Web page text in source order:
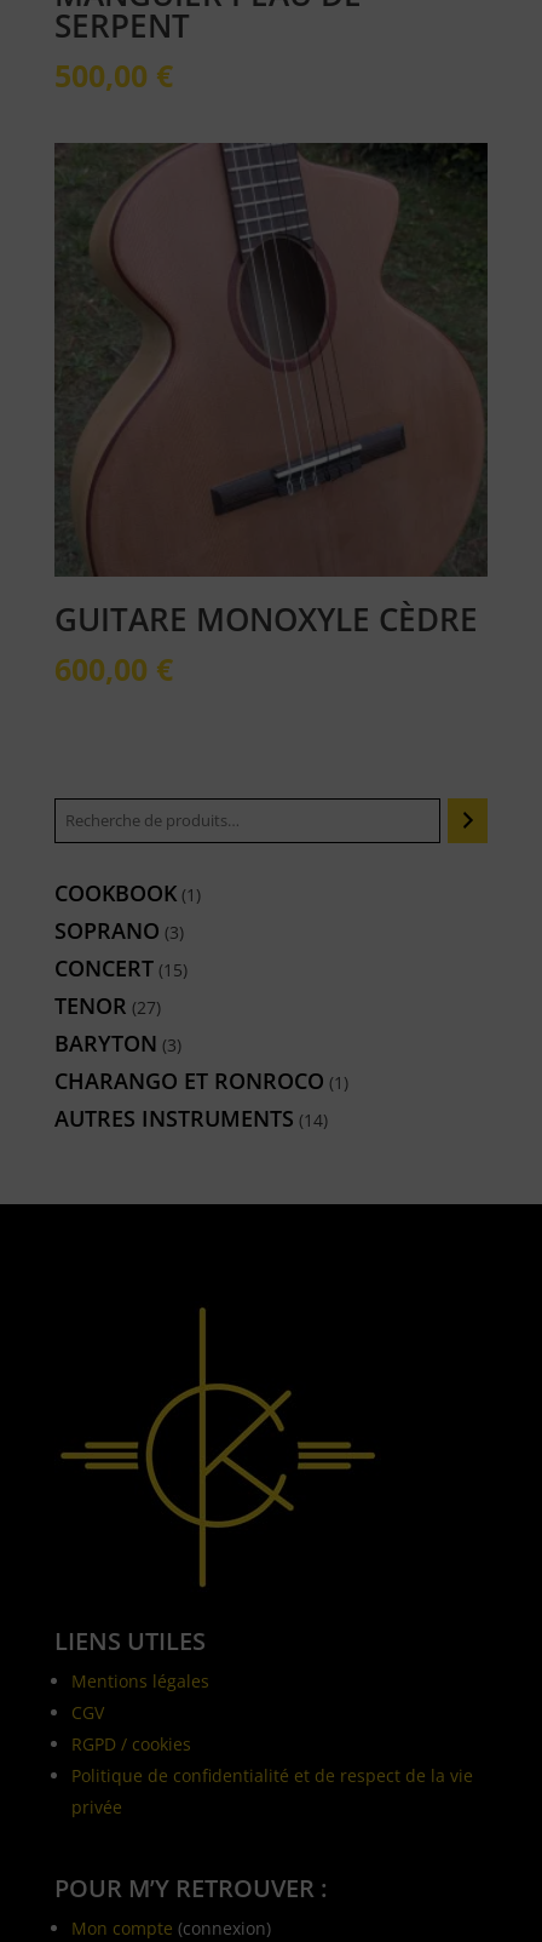
SERPENT
500,00 €
GUITARE MONOXYLE CÈDRE
600,00 €
COOKBOOK 1 1
SOPRANO 33
CONCERT 1515
TENOR 2727
produits
BARYTON 33
produits
CHARANGO ET RONROCO 1 1
AUTRES INSTRUMENTS 1414
LIENS UTILES
Mentions légales
CGV
RGPD / cookies
Politique de confidentialité et de respect de la vie
privée
POUR M’Y RETROUVER :
Mon compte (connexion)